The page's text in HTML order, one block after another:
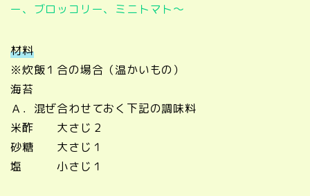
ー、ブロッコリー、ミニトマト～
材料
※炊飯１合の場合（温かいもの）
海苔
Ａ．混ぜ合わせておく下記の調味料
米酢 大さじ２
砂糖 大さじ１
塩 小さじ１